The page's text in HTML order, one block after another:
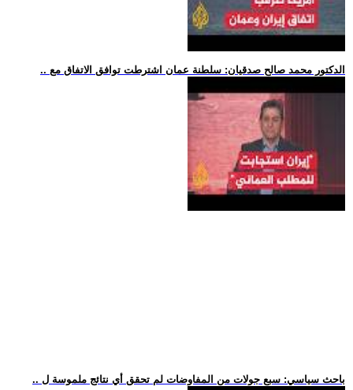
.. الدكتور محمد صالح صدقيان: سلطنة عمان اشترطت توافق الاتفاق مع
.. باحث سياسي: سبع جولات من المفاوضات لم تحقق أي نتائج ملموسة ل